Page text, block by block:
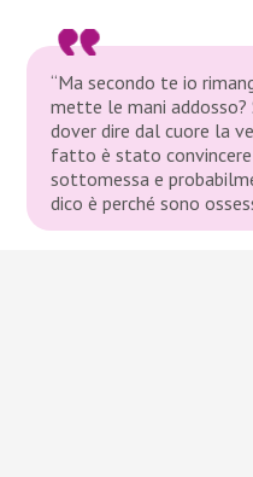
“Ma secondo te io
mette le mani addosso?
dover dire dal cuore la
fatto è stato
sottomessa e
dico è perché sono